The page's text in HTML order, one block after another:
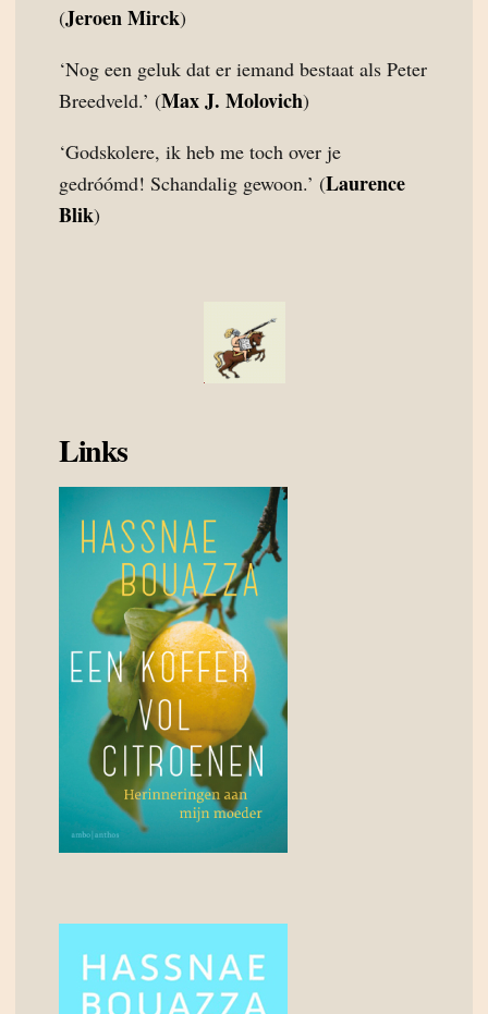
(Jeroen Mirck)
‘Nog een geluk dat er iemand bestaat als Peter
Breedveld.’ (Max J. Molovich)
‘Godskolere, ik heb me toch over je
gedróómd! Schandalig gewoon.’ (Laurence
Blik)
Links